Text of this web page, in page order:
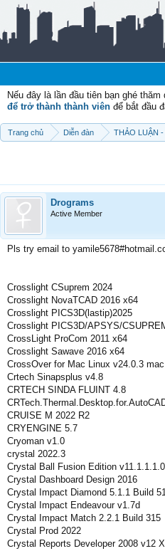
Nếu đây là lần đầu tiên bạn ghé
để trở thành thành viên để bắt đầu
Trang chủ Diễn đàn THẢO LUẬN
Drograms
Active Member
Pls try email to
Crosslight CSuprem 2024
Crosslight NovaTCAD 2016 x64
Crosslight PICS3D(lastip)2025
Crosslight PICS3D/APSYS/
CrossLight ProCom 2011 x64
Crosslight Sawave 2016 x64
CrossOver for Mac Linux v24.0.3 mac
Crtech Sinapsplus v4.8
CRTECH SINDA FLUINT 4.8
CRUISE M 2022 R2
CRYENGINE 5.7
Cryoman v1.0
crystal 2022.3
Crystal Ball Fusion Edition
Crystal Dashboard Design 2016
Crystal Impact Diamond 5.1.1 Build
Crystal Impact Endeavour v1.7d
Crystal Impact Match 2.2.1 Build 315
Crystal Prod 2022
Crystal Reports Developer 2008 v12 XI